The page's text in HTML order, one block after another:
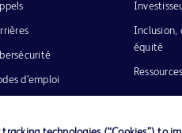
d’emploi
Inclusion,
équité
Ressources